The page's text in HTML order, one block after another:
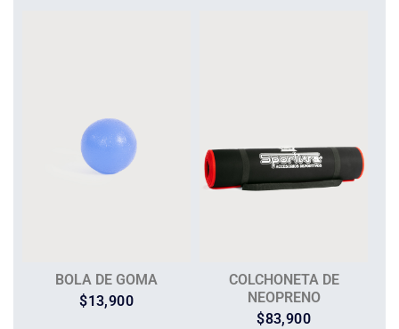
BOLA DE GOMA
$13,900
COLCHONETA DE
NEOPRENO
$83,900